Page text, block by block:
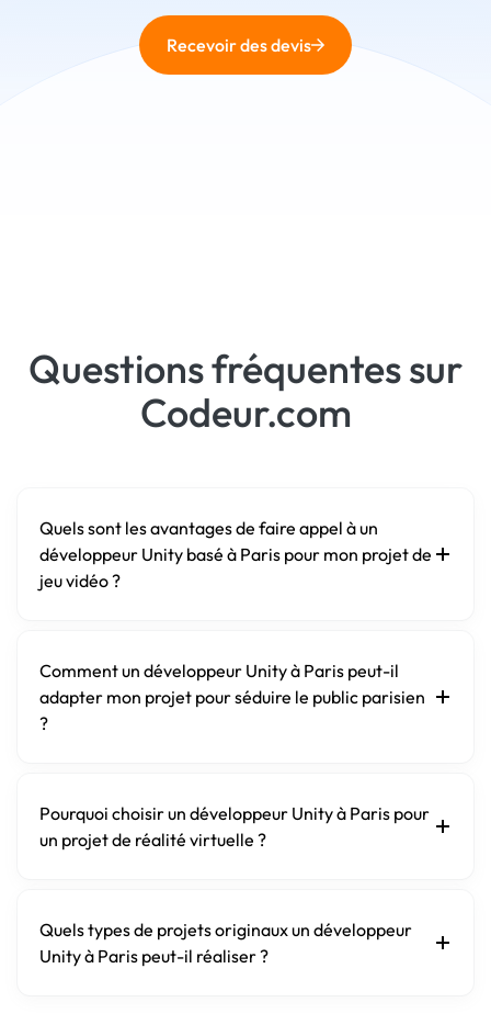
Recevoir des devis
Questions fréquentes sur
Codeur.com
Quels sont les avantages de faire appel à un
développeur Unity basé à Paris pour mon projet de
jeu vidéo ?
Comment un développeur Unity à Paris peut-il
adapter mon projet pour séduire le public parisien
?
Pourquoi choisir un développeur Unity à Paris pour
un projet de réalité virtuelle ?
Quels types de projets originaux un développeur
Unity à Paris peut-il réaliser ?